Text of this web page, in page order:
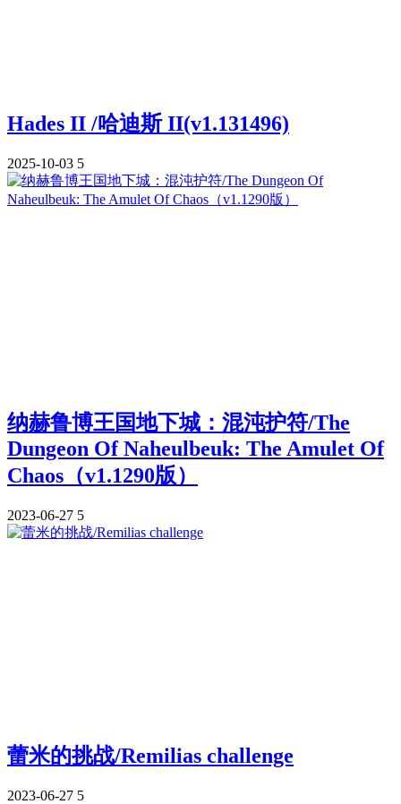
Hades II /哈迪斯 II(v1.131496)
2025-10-03 5
纳赫鲁博王国地下城：混沌护符/The
Dungeon Of Naheulbeuk: The Amulet Of
Chaos（v1.1290版）
2023-06-27 5
蕾米的挑战/Remilias challenge
2023-06-27 5